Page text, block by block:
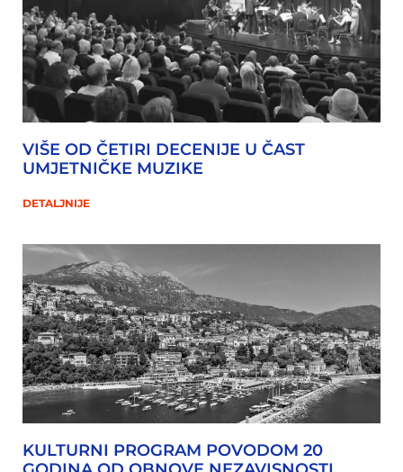
VIŠE OD ČETIRI DECENIJE U ČAST
UMJETNIČKE MUZIKE
DETALJNIJE
KULTURNI PROGRAM POVODOM 20